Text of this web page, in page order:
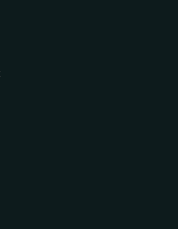
o ochronie
Policy